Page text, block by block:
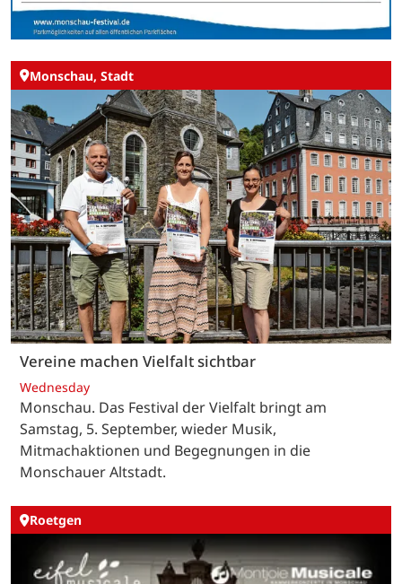
Monschau, Stadt
Vereine machen Vielfalt sichtbar
Wednesday
Monschau. Das Festival der Vielfalt bringt am
Samstag, 5. September, wieder Musik,
Mitmachaktionen und Begegnungen in die
Monschauer Altstadt.
Roetgen